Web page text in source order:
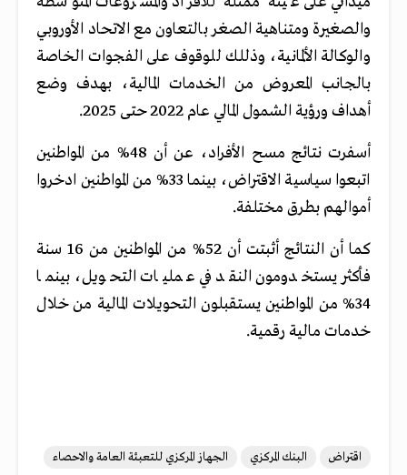
والصغيرة ومتناهية الصغر بالتعاون مع الاتحاد الأوروبي
والوكالة الألمانية، وذللك للوقوف على الفجوات الخاصة
بالجانب المعروض من الخدمات المالية، بهدف وضع
أهداف ورؤية الشمول المالي عام 2022 حتى 2025.
أسفرت نتائج مسح الأفراد، عن أن 48% من المواطنين
اتبعوا سياسية الاقتراض، بينما 33% من المواطنين ادخروا
أموالهم بطرق مختلفة.
كما أن النتائج أثبتت أن 52% من المواطنين من 16 سنة
فأكثر يستخدومون النقد في عمليات التحويل، بينما
34% من المواطنين يستقبلون التحويلات المالية من خلال
خدمات مالية رقمية.
اقتراض البنك المركزي الجهاز المركزي للتعبئة العامة والاحصاء